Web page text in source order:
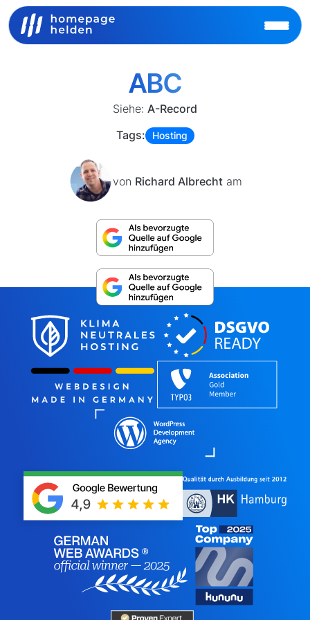
ABC
Siehe: A-Record
Tags:
Hosting
von Richard Albrechtam